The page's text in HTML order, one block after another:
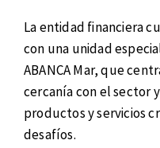
La entidad financiera
con una unidad
ABANCA Mar, que
cercanía con el sector
productos y servicios
desafíos.